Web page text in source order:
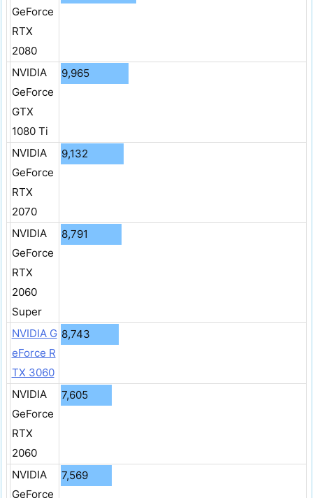
GeForce
RTX
2080
NVIDIA
GeForce
GTX
1080 Ti
9,965
NVIDIA
GeForce
RTX
2070
9,132
NVIDIA
GeForce
RTX
2060
Super
8,791
NVIDIA G
eForce R
TX 3060
8,743
NVIDIA
GeForce
RTX
2060
7,605
NVIDIA
GeForce
7,569